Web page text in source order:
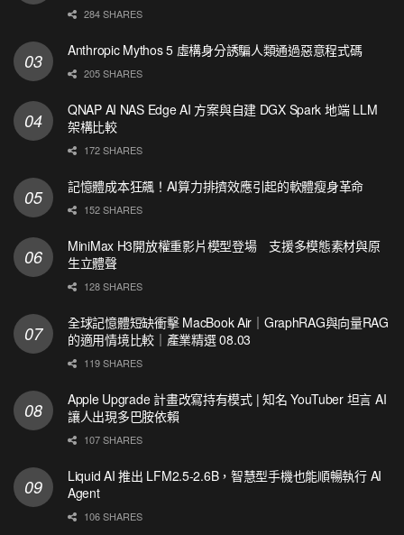
284 SHARES
Anthropic Mythos 5 虛構身分誘騙人類通過惡意程式碼
205 SHARES
QNAP AI NAS Edge AI 方案與自建 DGX Spark 地端 LLM
架構比較
172 SHARES
記憶體成本狂飆！AI算力排擠效應引起的軟體瘦身革命
152 SHARES
MiniMax H3開放權重影片模型登場 支援多模態素材與原
生立體聲
128 SHARES
全球記憶體短缺衝擊 MacBook Air｜GraphRAG與向量RAG
的適用情境比較｜產業精選 08.03
119 SHARES
Apple Upgrade 計畫改寫持有模式 | 知名 YouTuber 坦言 AI
讓人出現多巴胺依賴
107 SHARES
Liquid AI 推出 LFM2.5-2.6B，智慧型手機也能順暢執行 AI
Agent
106 SHARES